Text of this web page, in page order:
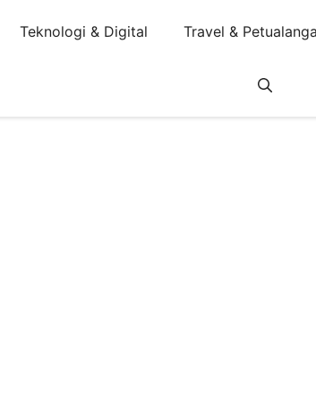
Teknologi & Digital Travel &